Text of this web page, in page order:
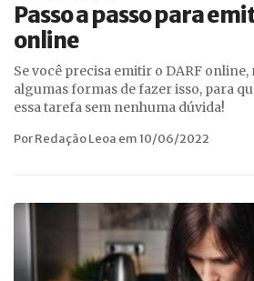
Passo a passo para
online
Se você precisa emitir o DARF
algumas formas de fazer isso, para
essa tarefa sem nenhuma dúvida!
Por Redação Leoa em 10/06/2022